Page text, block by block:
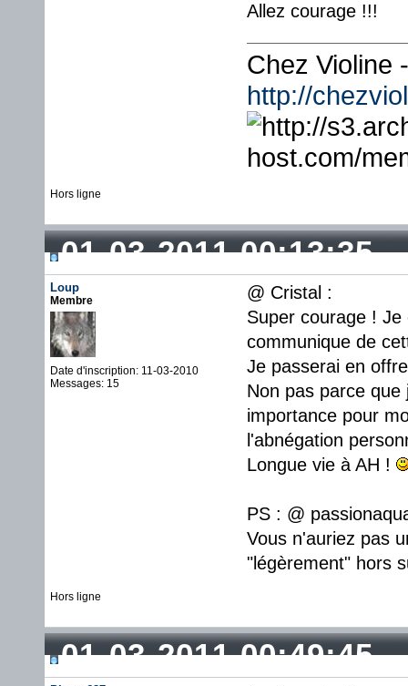
Allez courage !!!
Chez Violine
http://
Hors ligne
01-03-2011 00:13:35
Loup
Membre
Date d'inscription: 11-03-2010
Messages: 15
@ Cristal :
Super courage !
communique de
Je passerai en
Non pas parce
importance pour
l'abnégation
Longue vie à AH !
PS : @
Vous n'auriez pas
"légèrement" hors
Hors ligne
01-03-2011 00:49:45